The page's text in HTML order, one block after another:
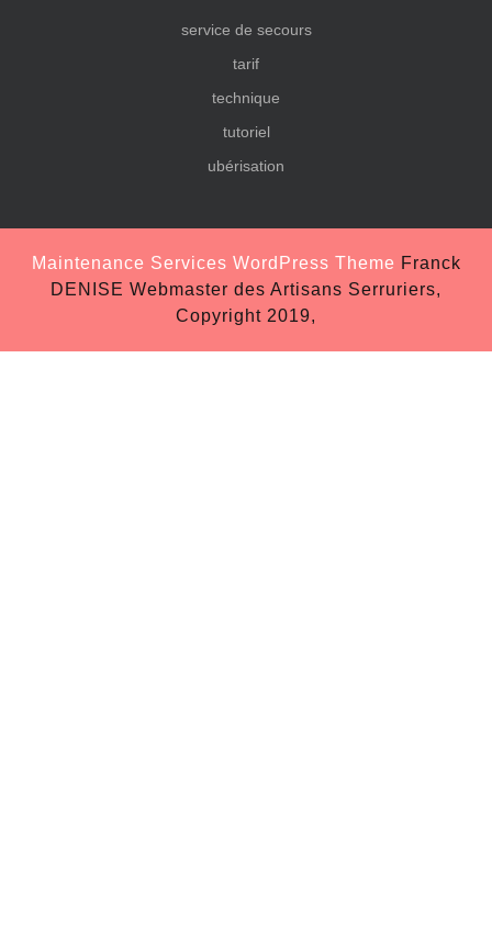
service de secours
tarif
technique
tutoriel
ubérisation
Maintenance Services WordPress Theme Franck
DENISE Webmaster des Artisans Serruriers,
Copyright 2019,